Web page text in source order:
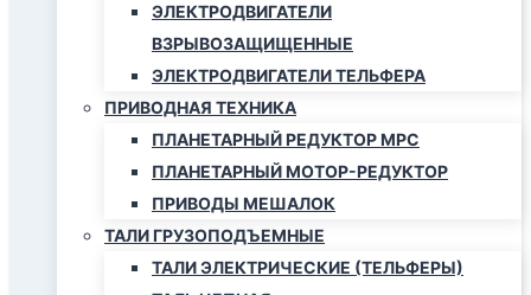
ЭЛЕКТРОДВИГАТЕЛИ
ВЗРЫВОЗАЩИЩЕННЫЕ
ЭЛЕКТРОДВИГАТЕЛИ ТЕЛЬФЕРА
ПРИВОДНАЯ ТЕХНИКА
ПЛАНЕТАРНЫЙ РЕДУКТОР МРС
ПЛАНЕТАРНЫЙ МОТОР-РЕДУКТОР
ПРИВОДЫ МЕШАЛОК
ТАЛИ ГРУЗОПОДЪЕМНЫЕ
ТАЛИ ЭЛЕКТРИЧЕСКИЕ (ТЕЛЬФЕРЫ)